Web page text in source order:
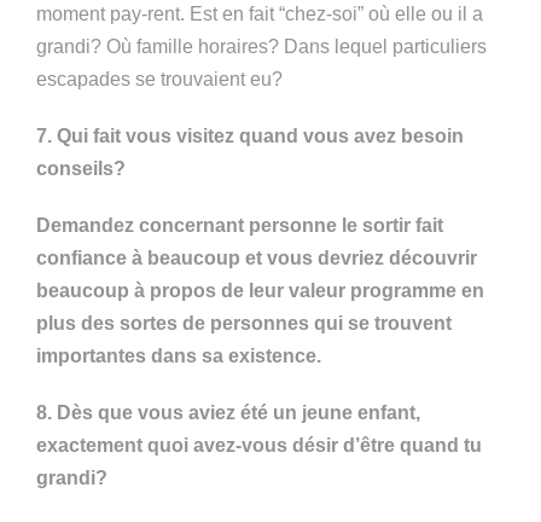
moment pay-rent. Est en fait “chez-soi” où elle ou il a
grandi? Où famille horaires? Dans lequel particuliers
escapades se trouvaient eu?
7. Qui fait vous visitez quand vous avez besoin
conseils?
Demandez concernant personne le sortir fait
confiance à beaucoup et vous devriez découvrir
beaucoup à propos de leur valeur programme en
plus des sortes de personnes qui se trouvent
importantes dans sa existence.
8. Dès que vous aviez été un jeune enfant,
exactement quoi avez-vous désir d’être quand tu
grandi?